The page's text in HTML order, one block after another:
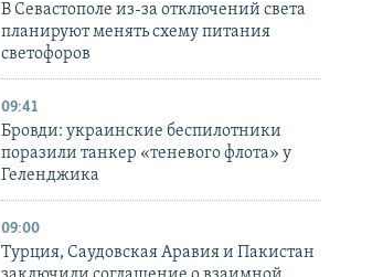
В Севастополе из-за отключений света
планируют менять схему питания
светофоров
09:41
Бровди: украинские беспилотники
поразили танкер «теневого флота» у
Геленджика
09:00
Турция, Саудовская Аравия и Пакистан